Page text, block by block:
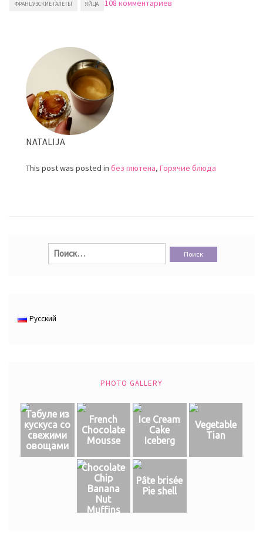
ФРАНЦУЗСКИЕ ГАЛЕТЫ ЯЙЦА 108 комментариев
NATALIJA
This post was posted in без глютена, Горячие блюда
Найти:
Русский
PHOTO GALLERY
Табуле из
кускуса со
свежими
овощами
French
Chocolate
Mousse
Ice Cream
Cake
Iceberg
Vegetable
Tian
Chocolate
Chip
Banana
Nut
Muffins
Pâte brisée
Pie shell